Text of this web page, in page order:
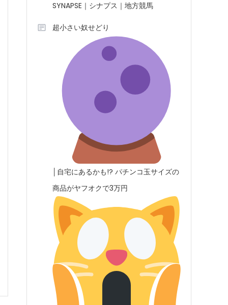
SYNAPSE｜シナプス｜地方競馬
超小さい奴せどり
│自宅にあるかも!? パチンコ玉サイズの
商品がヤフオクで3万円